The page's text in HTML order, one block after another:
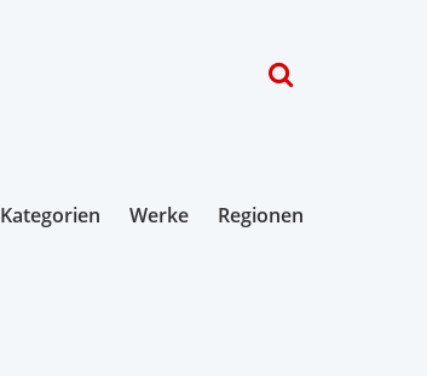
Kategorien Werke Regionen